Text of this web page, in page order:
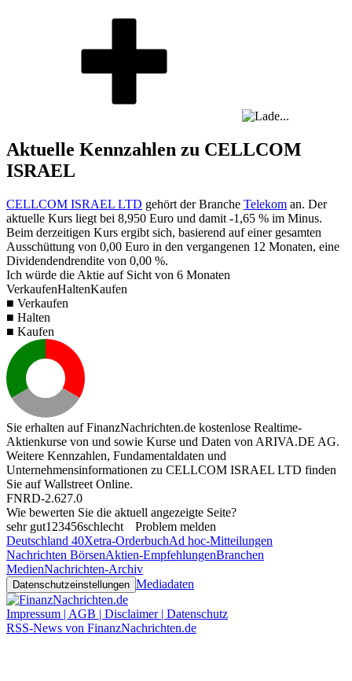
Aktuelle Kennzahlen zu CELLCOM
ISRAEL
CELLCOM ISRAEL LTD gehört der Branche Telekom an. Der
aktuelle Kurs liegt bei 8,950 Euro und damit -1,65 % im Minus.
Beim derzeitigen Kurs ergibt sich, basierend auf einer gesamten
Ausschüttung von 0,00 Euro in den vergangenen 12 Monaten, eine
Dividendendrendite von 0,00 %.
Ich würde die Aktie auf Sicht von 6 Monaten
VerkaufenHaltenKaufen
■ Verkaufen
■ Halten
■ Kaufen
Sie erhalten auf FinanzNachrichten.de kostenlose Realtime-
Aktienkurse von und sowie Kurse und Daten von ARIVA.DE AG.
Weitere Kennzahlen, Fundamentaldaten und
Unternehmensinformationen zu CELLCOM ISRAEL LTD finden
Sie aufWallstreet Online.
FNRD-2.627.0
Wie bewerten Sie die aktuell angezeigte Seite?
sehr gut1 23456schlecht
Problem melden
Deutschland 40Xetra-OrderbuchAd hoc-Mitteilungen
Nachrichten BörsenAktien-EmpfehlungenBranchen
MedienNachrichten-Archiv
Datenschutzeinstellungen Mediadaten
Impressum | AGB | Disclaimer | Datenschutz
RSS-News von FinanzNachrichten.de